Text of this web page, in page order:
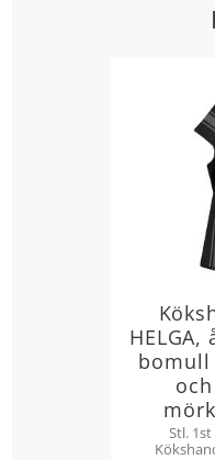
HELGA,
bomull
Stl. 1st 45x60 cm. ​